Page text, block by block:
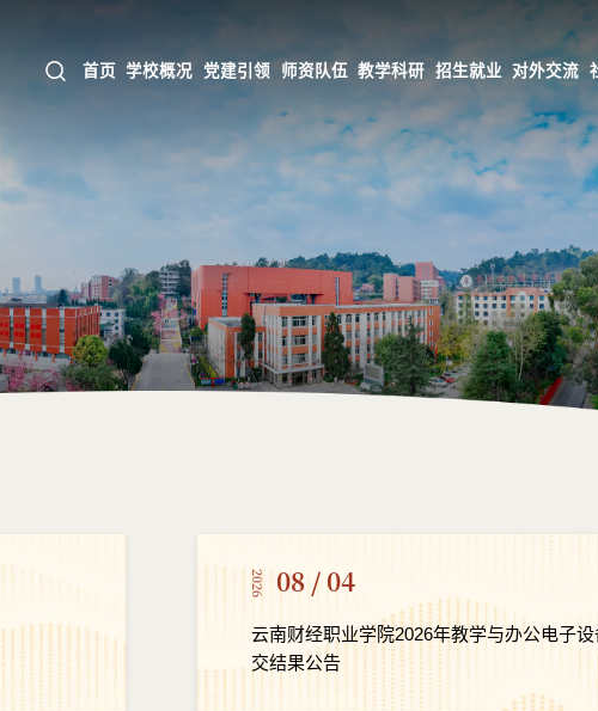
首页 学校概况 党建引领 师资队伍 教学科研 招生就业 对外交流
2026 08 / 04
云南财经职业学院2026年教学与办公电子
交结果公告